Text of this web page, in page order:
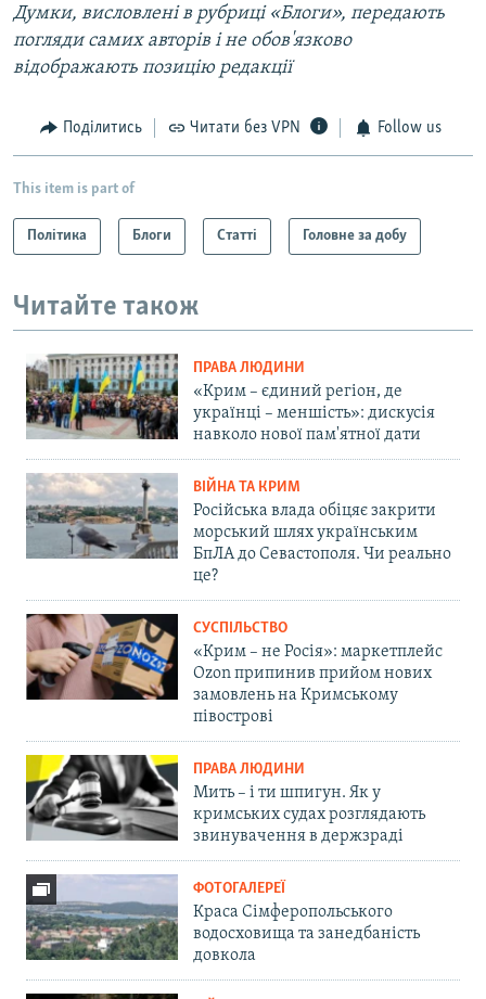
Думки, висловлені в рубриці «Блоги», передають
погляди самих авторів і не обов'язково
відображають позицію редакції
Поділитись Читати без VPN Follow us
This item is part of
Політика Блоги Статті Головне за добу
Читайте також
ПРАВА ЛЮДИНИ
«Крим – єдиний регіон, де
українці – меншість»: дискусія
навколо нової пам'ятної дати
ВІЙНА ТА КРИМ
Російська влада обіцяє закрити
морський шлях українським
БпЛА до Севастополя. Чи реально
це?
СУСПІЛЬСТВО
«Крим – не Росія»: маркетплейс
Ozon припинив прийом нових
замовлень на Кримському
півострові
ПРАВА ЛЮДИНИ
Мить – і ти шпигун. Як у
кримських судах розглядають
звинувачення в держзраді
ФОТОГАЛЕРЕЇ
Краса Сімферопольського
водосховища та занедбаність
довкола